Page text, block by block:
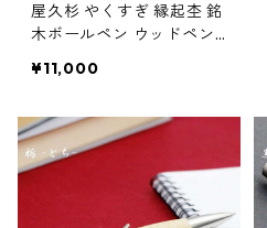
屋久杉 やくすぎ 縁起杢 銘
木ボールペン ウッドペン
タイプ SP15303
¥11,000